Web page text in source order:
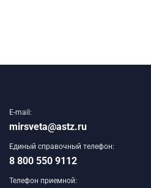
E-mail:
mirsveta@astz.ru
Единый справочный телефон:
8 800 550 9112
Телефон приемной: